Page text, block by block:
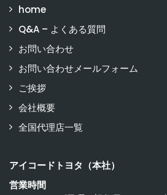
home
Q&A – よくある質問
お問い合わせ
お問い合わせメールフォーム
ご挨拶
会社概要
全国代理店一覧
アイコードトヨタ（本社）
営業時間